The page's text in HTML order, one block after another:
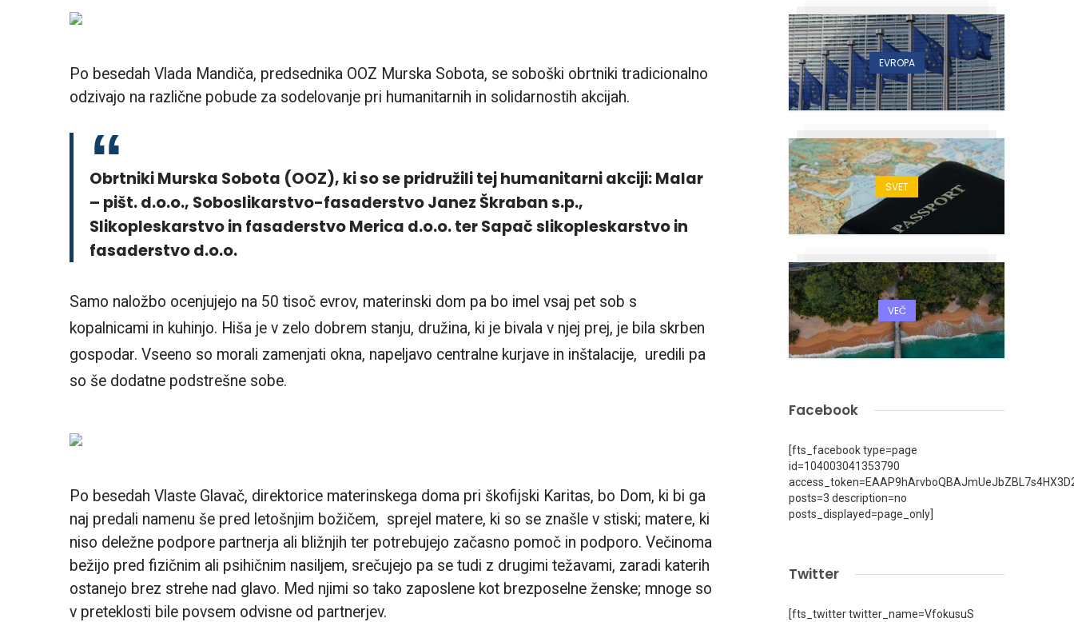
Po besedah Vlada Mandiča, predsednika OOZ Murska Sobota, se soboški obrtniki tradicionalno
odzivajo na različne pobude za sodelovanje pri humanitarnih in solidarnostih akcijah.
Obrtniki Murska Sobota (OOZ), ki so se pridružili tej humanitarni akciji: Malar
– pišt. d.o.o., Soboslikarstvo-fasaderstvo Janez Škraban s.p.,
Slikopleskarstvo in fasaderstvo Merica d.o.o. ter Sapač slikopleskarstvo in
fasaderstvo d.o.o.
Samo naložbo ocenjujejo na 50 tisoč evrov, materinski dom pa bo imel vsaj pet sob s
kopalnicami in kuhinjo. Hiša je v zelo dobrem stanju, družina, ki je bivala v njej prej, je bila skrben
gospodar. Vseeno so morali zamenjati okna, napeljavo centralne kurjave in inštalacije, uredili pa
so še dodatne podstrešne sobe.
Po besedah Vlaste Glavač, direktorice materinskega doma pri škofijski Karitas, bo Dom, ki bi ga
naj predali namenu še pred letošnjim božičem, sprejel matere, ki so se znašle v stiski; matere, ki
niso deležne podpore partnerja ali bližnjih ter potrebujejo začasno pomoč in podporo. Večinoma
bežijo pred fizičnim ali psihičnim nasiljem, srečujejo pa se tudi z drugimi težavami, zaradi katerih
ostanejo brez strehe nad glavo. Med njimi so tako zaposlene kot brezposelne ženske; mnoge so
v preteklosti bile povsem odvisne od partnerjev.
EVROPA
SVET
VEČ
Facebook
[fts_facebook type=page
id=104003041353790
posts=3 description=no
posts_displayed=page_only]
Twitter
[fts_twitter twitter_name=VfokusuS